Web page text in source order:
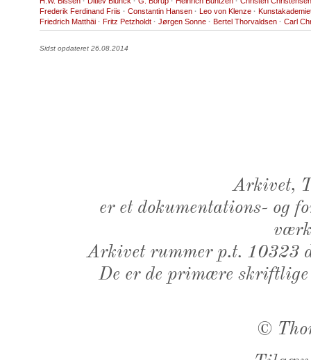
Frederik Ferdinand Friis · Constantin Hansen · Leo von Klenze ·
Friedrich Matthäi · Fritz Petzholdt · Jørgen Sonne · Bertel Thorvaldsen · Carl
Sidst opdateret 26.08.2014
Arkivet,
er et dokumentations- og
Arkivet rummer p.t. 10323
De er de primære
©